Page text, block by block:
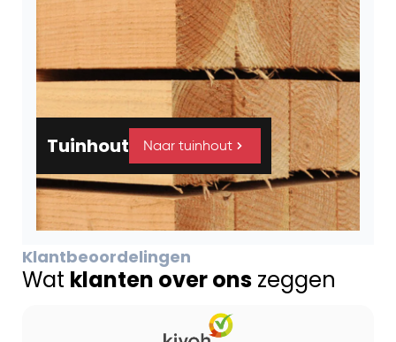
Tuinhout Naar tuinhout
Klantbeoordelingen
Wat klanten over ons zeggen